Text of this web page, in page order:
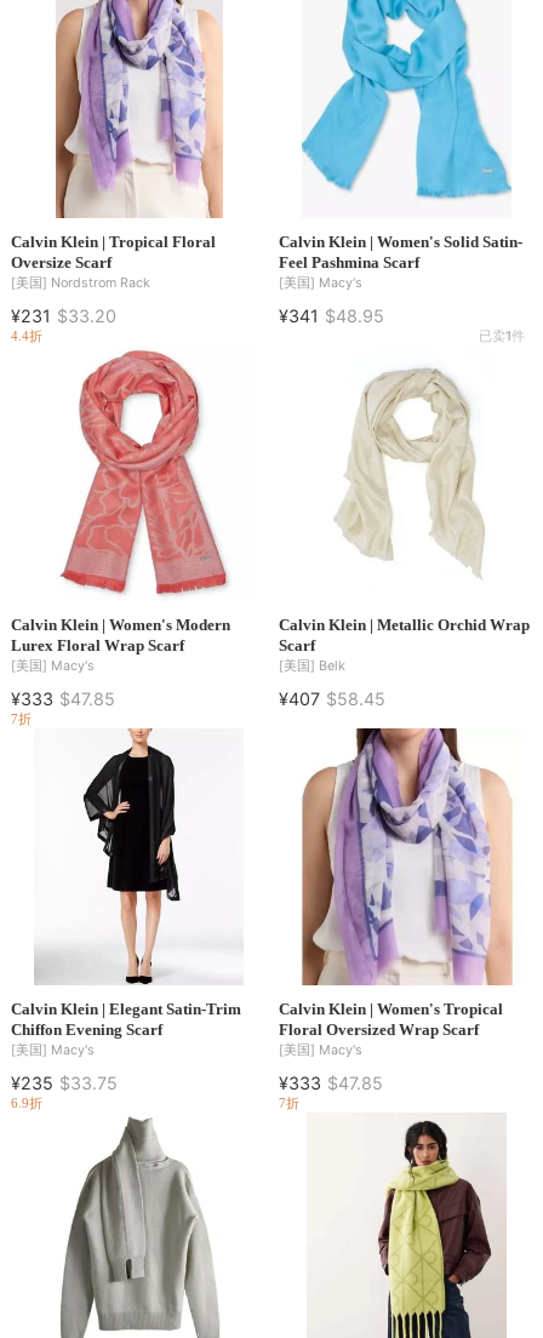
Calvin Klein | Tropical Floral
Oversize Scarf
[美国] Nordstrom Rack
¥231 $33.20
4.4折
Calvin Klein | Women's Solid Satin-
Feel Pashmina Scarf
[美国] Macy's
¥341 $48.95
已卖1件
Calvin Klein | Women's Modern
Lurex Floral Wrap Scarf
[美国] Macy's
¥333 $47.85
7折
Calvin Klein | Metallic Orchid Wrap
Scarf
[美国] Belk
¥407 $58.45
Calvin Klein | Elegant Satin-Trim
Chiffon Evening Scarf
[美国] Macy's
¥235 $33.75
6.9折
Calvin Klein | Women's Tropical
Floral Oversized Wrap Scarf
[美国] Macy's
¥333 $47.85
7折